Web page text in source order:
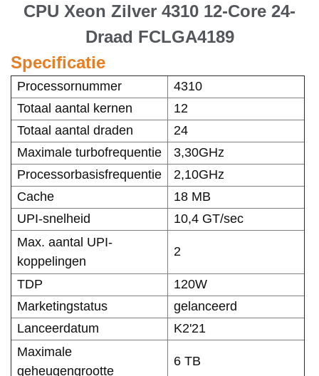
CPU Xeon Zilver 4310 12-Core 24-
Draad FCLGA4189
Specificatie
Processornummer
4310
Totaal aantal kernen
12
Totaal aantal draden
24
Maximale turbofrequentie
3,30GHz
Processorbasisfrequentie
2,10GHz
Cache
18 MB
UPI-snelheid
10,4 GT/sec
Max. aantal UPI-
koppelingen
2
TDP
120W
Marketingstatus
gelanceerd
Lanceerdatum
K2'21
Maximale
geheugengrootte
6 TB